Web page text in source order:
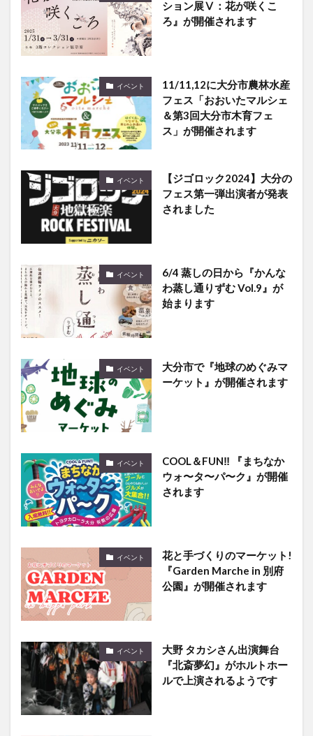
ション展Ⅴ：花が咲くこ
ろ』が開催されます
イベント
11/11,12に大分市農林水産
フェス「おおいたマルシェ
＆第3回大分市木育フェ
ス」が開催されます
イベント
【ジゴロック2024】大分の
フェス第一弾出演者が発表
されました
イベント
6/4 蒸しの日から『かんな
わ蒸し通りずむ Vol.9』が
始まります
イベント
大分市で『地球のめぐみマ
ーケット』が開催されます
イベント
COOL＆FUN‼ 『まちなか
ウォ〜タ〜パ〜ク』が開催
されます
イベント
花と手づくりのマーケット!
『Garden Marche in 別府
公園』が開催されます
イベント
⁡大野 タカシさん出演舞台
⁡『北斎夢幻』がホルトホー
ルで上演されるようです